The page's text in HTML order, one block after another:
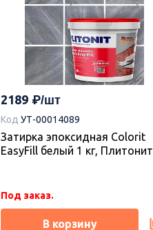
Плитка 00-00110186 Castle
Ornament 20,1х50,5, Azori
(Азори)
Под заказ.
В корзину
2189
Код УТ-00014089
Затирка эпоксидная Colorit
EasyFill белый 1 кг, Плитонит
Под заказ.
В корзину